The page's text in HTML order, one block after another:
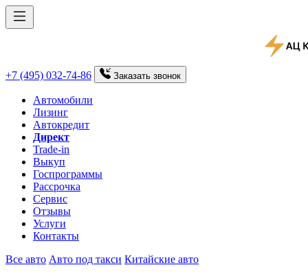
+7 (495) 032-74-86 Заказать звонок
Автомобили
Лизинг
Автокредит
Директ
Trade-in
Выкуп
Госпрограммы
Рассрочка
Сервис
Отзывы
Услуги
Контакты
Все авто Авто под такси Китайские авто